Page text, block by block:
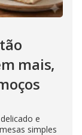
mais,
e
simples